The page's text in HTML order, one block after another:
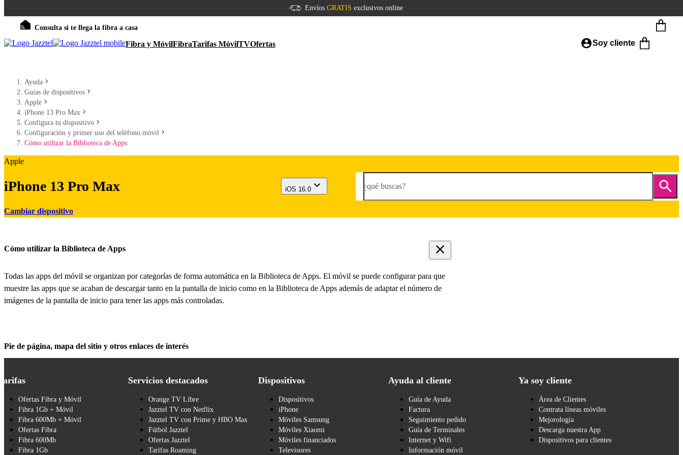
Envíos GRATIS exclusivos online
Consulta si te llega la fibra a casa
Fibra y MóvilFibraTarifas MóvilTVOfertas Soy cliente
Ayuda
Guías de dispositivos
Apple
iPhone 13 Pro Max
Configura tu dispositivo
Configuración y primer uso del teléfono móvil
Cómo utilizar la Biblioteca de Apps
Apple
iPhone 13 Pro Max
Cambiar dispositivo
iOS 16.0 ¿qué buscas?
Cómo utilizar la Biblioteca de Apps
Todas las apps del móvil se organizan por categorías de forma automática en la Biblioteca de Apps. El móvil se puede configurar para que
muestre las apps que se acaban de descargar tanto en la pantalla de inicio como en la Biblioteca de Apps además de adaptar el número de
imágenes de la pantalla de inicio para tener las apps más controladas.
Pie de página, mapa del sitio y otros enlaces de interés
Ofertas Fibra y Móvil
Fibra 1Gb + Móvil
Fibra 600Mb + Móvil
Ofertas Fibra
Fibra 600Mb
Fibra 1Gb
Servicios destacados
Orange TV Libre
Jazztel TV con Netflix
Jazztel TV con Prime y HBO Max
Fútbol Jazztel
Ofertas Jazztel
Tarifas Roaming
Dispositivos
Dispositivos
iPhone
Móviles Samsung
Móviles Xiaomi
Móviles financiados
Televisores
Ayuda al cliente
Guía de Ayuda
Factura
Seguimiento pedido
Guía de Terminales
Internet y Wifi
Información móvil
Ya soy cliente
Área de Clientes
Contrata líneas móviles
Mejorología
Descarga nuestra App
Dispositivos para clientes